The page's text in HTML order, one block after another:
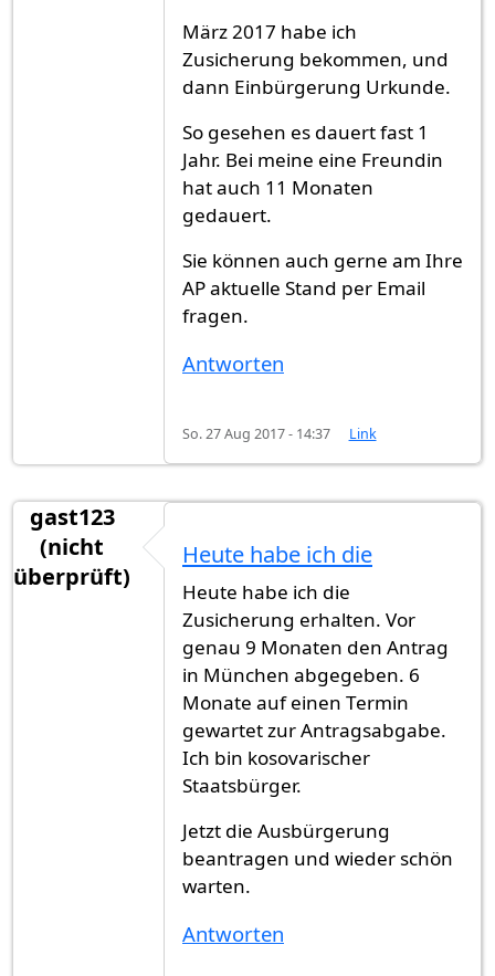
März 2017 habe ich
Zusicherung bekommen, und
dann Einbürgerung Urkunde.
So gesehen es dauert fast 1
Jahr. Bei meine eine Freundin
hat auch 11 Monaten
gedauert.
Sie können auch gerne am Ihre
AP aktuelle Stand per Email
fragen.
Antworten
So. 27 Aug 2017 - 14:37 Link
gast123
(nicht
überprüft)
Heute habe ich die
Heute habe ich die
Zusicherung erhalten. Vor
genau 9 Monaten den Antrag
in München abgegeben. 6
Monate auf einen Termin
gewartet zur Antragsabgabe.
Ich bin kosovarischer
Staatsbürger.
Jetzt die Ausbürgerung
beantragen und wieder schön
warten.
Antworten